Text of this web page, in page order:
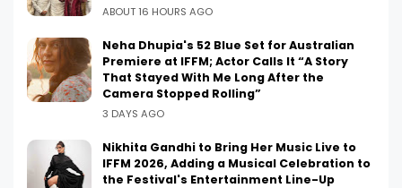
ABOUT 16 HOURS AGO
Neha Dhupia's 52 Blue Set for Australian
Premiere at IFFM; Actor Calls It “A Story
That Stayed With Me Long After the
Camera Stopped Rolling”
3 DAYS AGO
Nikhita Gandhi to Bring Her Music Live to
IFFM 2026, Adding a Musical Celebration to
the Festival's Entertainment Line-Up